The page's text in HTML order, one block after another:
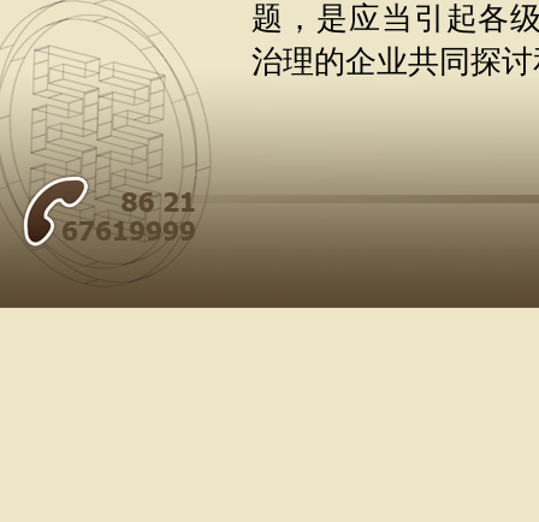
题，是应当引起各
治理的企业共同探